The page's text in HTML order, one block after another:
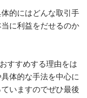
的にはどんな取引手
に利益をだせるのか
すすめする理由をは
体的な手法を中心に
いますのでぜひ最後